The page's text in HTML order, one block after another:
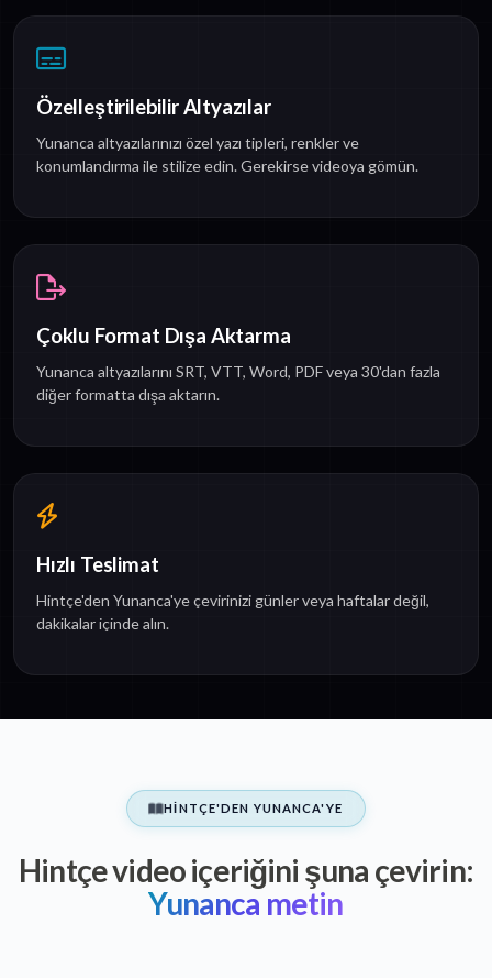
Özelleştirilebilir Altyazılar
Yunanca altyazılarınızı özel yazı tipleri, renkler ve
konumlandırma ile stilize edin. Gerekirse videoya gömün.
Çoklu Format Dışa Aktarma
Yunanca altyazılarını SRT, VTT, Word, PDF veya 30'dan fazla
diğer formatta dışa aktarın.
Hızlı Teslimat
Hintçe'den Yunanca'ye çevirinizi günler veya haftalar değil,
dakikalar içinde alın.
HINTÇE'DEN YUNANCA'YE
Hintçe video içeriğini şuna çevirin:
Yunanca metin